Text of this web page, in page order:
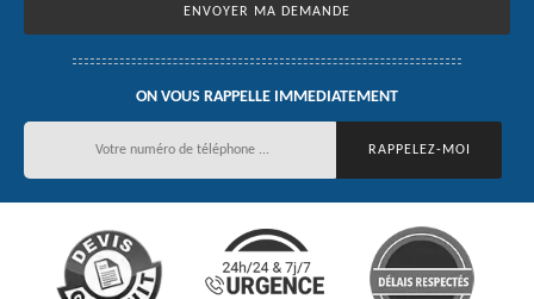
ON VOUS RAPPELLE IMMEDIATEMENT